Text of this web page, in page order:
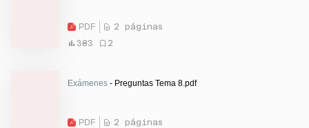
PDF
2 páginas
383
2
Exámenes - Preguntas Tema 8.pdf
PDF
2 páginas